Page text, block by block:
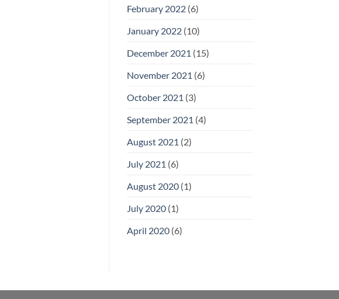
February 2022(6)
January 2022(10)
December 2021 (15)
November 2021 (6)
October 2021 (3)
September 2021 (4)
August 2021 (2)
July 2021 (6)
August 2020(1)
July 2020(1)
April 2020(6)